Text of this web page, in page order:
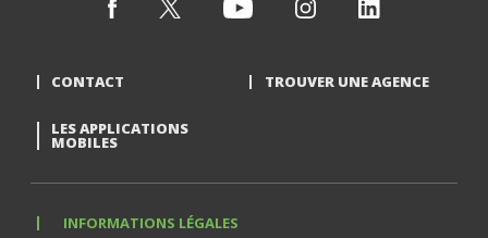
CONTACT TROUVER UNE AGENCE
LES APPLICATIONS
MOBILES
INFORMATIONS LÉGALES